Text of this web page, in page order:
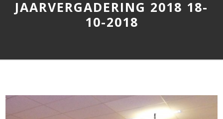
JAARVERGADERING 2018 18-
10-2018